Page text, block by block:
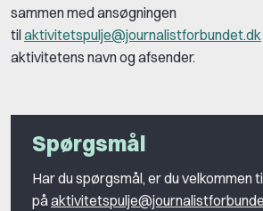
sammen med ansøgningen
tilaktivitetspulje@journalistforbundet.dk
aktivitetens navn og afsender.
Spørgsmål
Har du spørgsmål, er du velkommen
på